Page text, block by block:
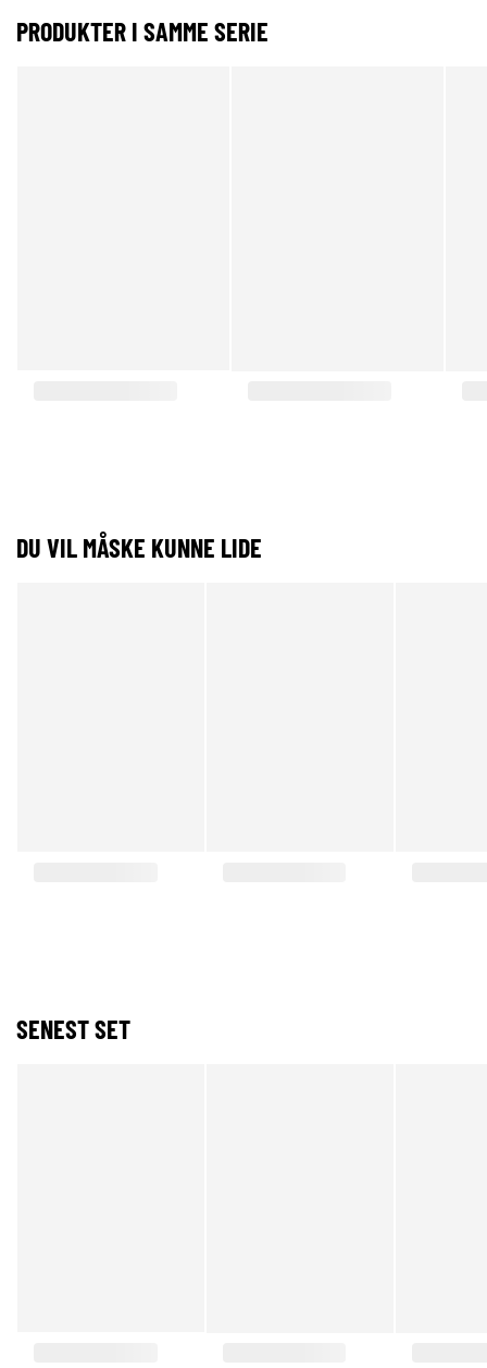
PRODUKTER I SAMME SERIE
DU VIL MÅSKE KUNNE LIDE
SENEST SET